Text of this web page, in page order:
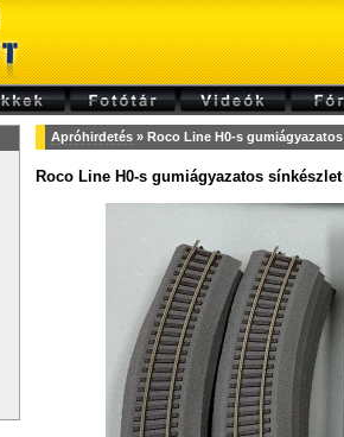
Apróhirdetés » Roco Line H0-s
Roco Line H0-s gumiágyazatos sínkészlet